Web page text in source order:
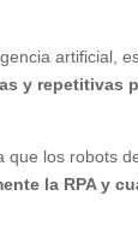
artificial,
y repetitivas
que los robots
la RPA y